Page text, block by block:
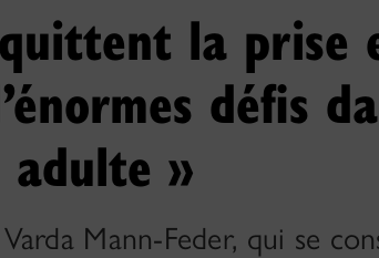
la prise
défis
adulte »
Mann-Feder, qui se